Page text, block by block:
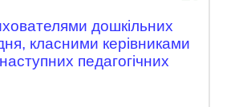
дошкільних
класними керівниками
педагогічних